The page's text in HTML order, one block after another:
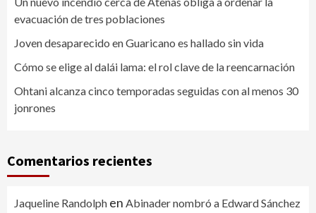
evacuación de tres poblaciones
Joven desaparecido en Guaricano es hallado sin vida
Cómo se elige al dalái lama: el rol clave de la reencarnación
Ohtani alcanza cinco temporadas seguidas con al menos 30
jonrones
Comentarios recientes
Jaqueline Randolph en Abinader nombró a Edward Sánchez